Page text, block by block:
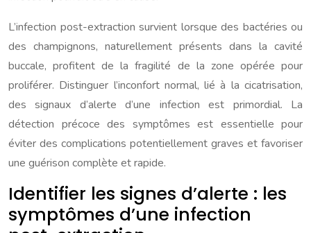
L’infection post-extraction survient lorsque des bactéries ou
des champignons, naturellement présents dans la cavité
buccale, profitent de la fragilité de la zone opérée pour
proliférer. Distinguer l’inconfort normal, lié à la cicatrisation,
des signaux d’alerte d’une infection est primordial. La
détection précoce des symptômes est essentielle pour
éviter des complications potentiellement graves et favoriser
une guérison complète et rapide.
Identifier les signes d’alerte : les
symptômes d’une infection